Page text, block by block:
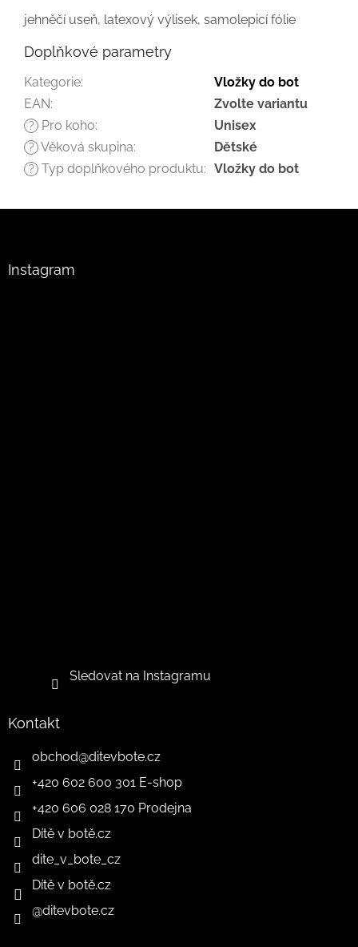
jehněčí useň, latexový výlisek, samolepicí fólie
Doplňkové parametry
Kategorie:
Vložky do bot
EAN: Zvolte variantu
? Pro koho: Unisex
? Věková skupina: Dětské
? Typ doplňkového produktu: Vložky do bot
Instagram
Sledovat na Instagramu
Kontakt
obchod@ditevbote.cz
+420 602 600 301 E-shop
+420 606 028 170 Prodejna
Dítě v botě.cz
dite_v_bote_cz
Dítě v botě.cz
@ditevbote.cz